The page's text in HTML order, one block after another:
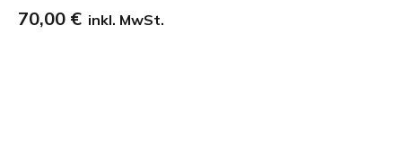
70,00 € inkl. MwSt.